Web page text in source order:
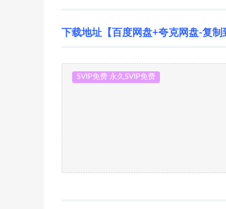
下载地址【百度网盘+夸克网盘-复
SVIP免费 永久SVIP免费